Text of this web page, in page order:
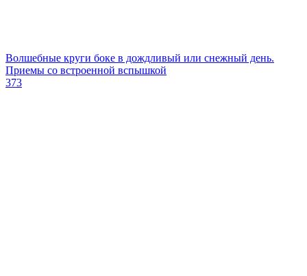
Волшебные круги боке в дождливый или снежный день.
Приемы со встроенной вспышкой
373